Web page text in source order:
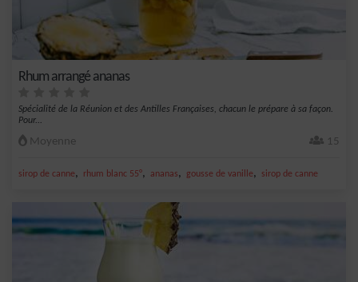
Rhum arrangé ananas
Spécialité de la Réunion et des Antilles Françaises, chacun le prépare à sa façon.
Pour...
Moyenne 15
sirop de canne, rhum blanc 55°, ananas, gousse de vanille, sirop de canne